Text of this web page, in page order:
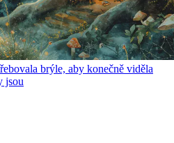
brýle, aby konečně viděla
jsou